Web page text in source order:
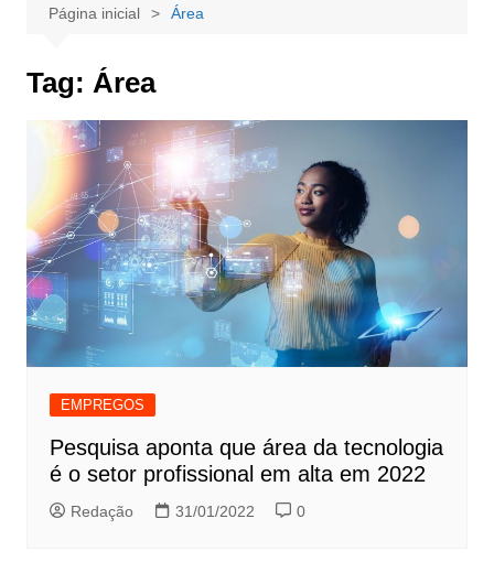
Página inicial Área
Tag: Área
EMPREGOS
Pesquisa aponta que área da tecnologia
é o setor profissional em alta em 2022
Redação 31/01/2022 0